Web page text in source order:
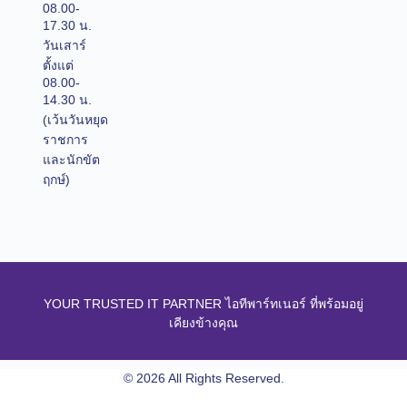
08.00-
17.30 น.
วันเสาร์
ตั้งแต่
08.00-
14.30 น.
(เว้นวันหยุด
ราชการ
และนักขัต
ฤกษ์)
YOUR TRUSTED IT PARTNER ไอทีพาร์ทเนอร์ ที่พร้อมอยู่
เคียงข้างคุณ
© 2026 All Rights Reserved.